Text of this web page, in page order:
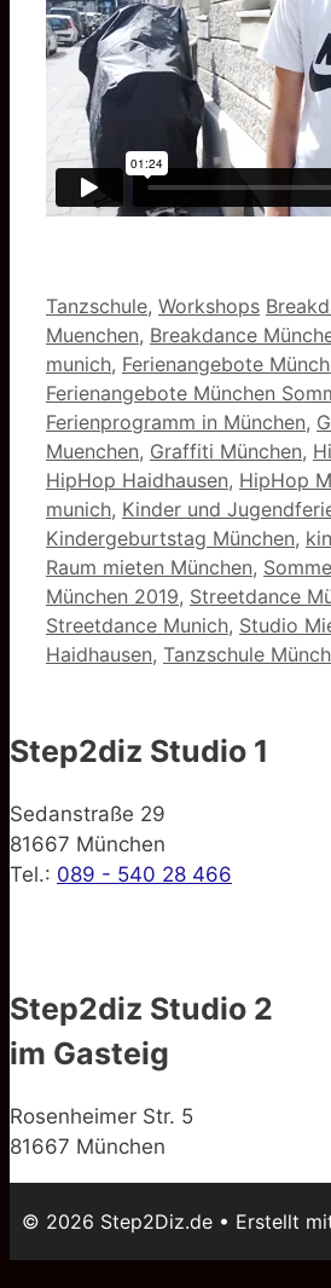
Kategorien
Tanzschule, Workshops
Muenchen, Breakdance
munich, Ferienangebote
Ferienangebote München
Ferienprogramm in München,
Muenchen, Graffiti München,
HipHop Haidhausen, HipHop
munich, Kinder und
Kindergeburtstag München,
Raum mieten München,
München 2019, Streetdance
Streetdance Munich, Studio
Haidhausen, Tanzschule
Step2diz Studio 1
Sedanstraße 29
81667 München
Tel.: 089 - 540 28 466
Step2diz Studio 2
im Gasteig
Rosenheimer Str. 5
81667 München
© 2026 Step2Diz.de • Erstellt